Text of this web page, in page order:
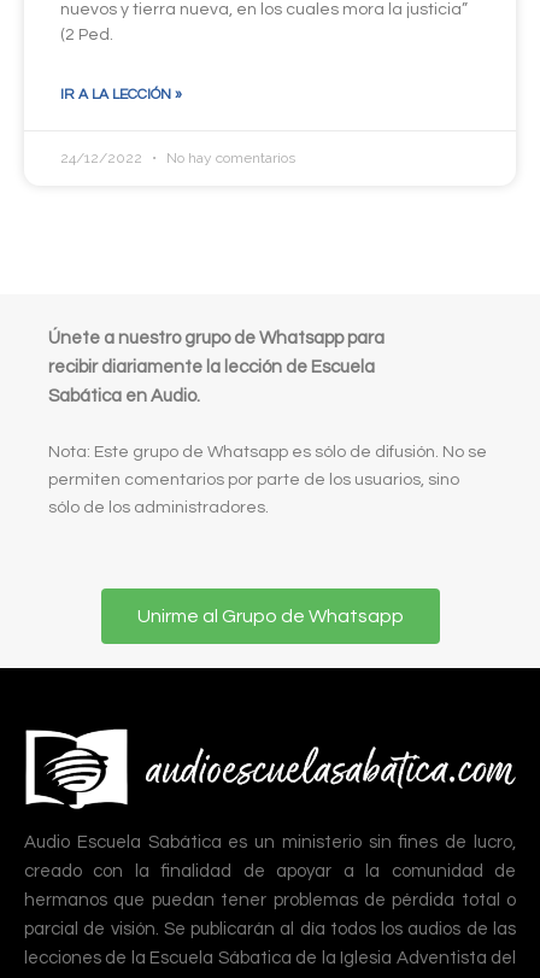
nuevos y tierra nueva, en los cuales mora la justicia”
(2 Ped.
IR A LA LECCIÓN »
24/12/2022 No hay comentarios
Únete a nuestro grupo de Whatsapp para
recibir diariamente la lección de Escuela
Sabática en Audio.
Nota: Este grupo de Whatsapp es sólo de difusión. No se
permiten comentarios por parte de los usuarios, sino
sólo de los administradores.
Unirme al Grupo de Whatsapp
Audio Escuela Sabática es un ministerio sin fines de lucro,
creado con la finalidad de apoyar a la comunidad de
hermanos que puedan tener problemas de pérdida total o
parcial de visión. Se publicarán al día todos los audios de las
lecciones de la Escuela Sábatica de la Iglesia Adventista del